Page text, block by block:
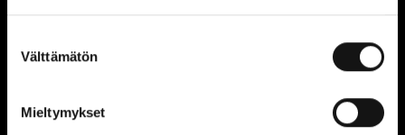
valinta
Välttämätön
Mieltymykset